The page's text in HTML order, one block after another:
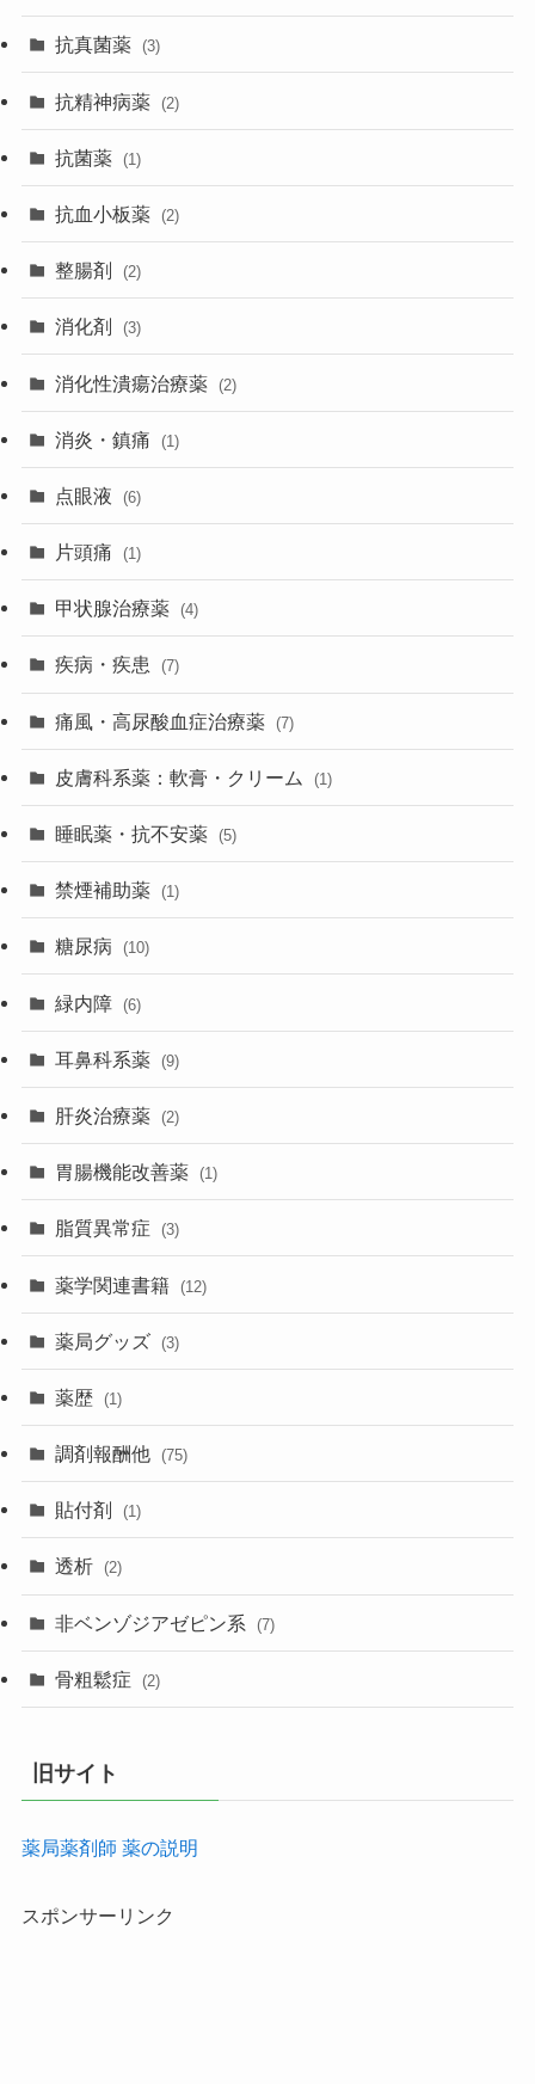
抗真菌薬 (3)
抗精神病薬 (2)
抗菌薬 (1)
抗血小板薬 (2)
整腸剤 (2)
消化剤 (3)
消化性潰瘍治療薬 (2)
消炎・鎮痛 (1)
点眼液 (6)
片頭痛 (1)
甲状腺治療薬 (4)
疾病・疾患 (7)
痛風・高尿酸血症治療薬 (7)
皮膚科系薬：軟膏・クリーム (1)
睡眠薬・抗不安薬 (5)
禁煙補助薬 (1)
糖尿病 (10)
緑内障 (6)
耳鼻科系薬 (9)
肝炎治療薬 (2)
胃腸機能改善薬 (1)
脂質異常症 (3)
薬学関連書籍 (12)
薬局グッズ (3)
薬歴 (1)
調剤報酬他 (75)
貼付剤 (1)
透析 (2)
非ベンゾジアゼピン系 (7)
骨粗鬆症 (2)
旧サイト
薬局薬剤師 薬の説明
スポンサーリンク